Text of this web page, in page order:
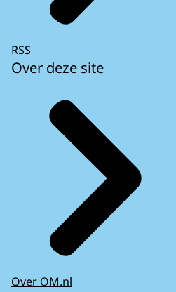
RSS
Over deze site
Over OM.nl